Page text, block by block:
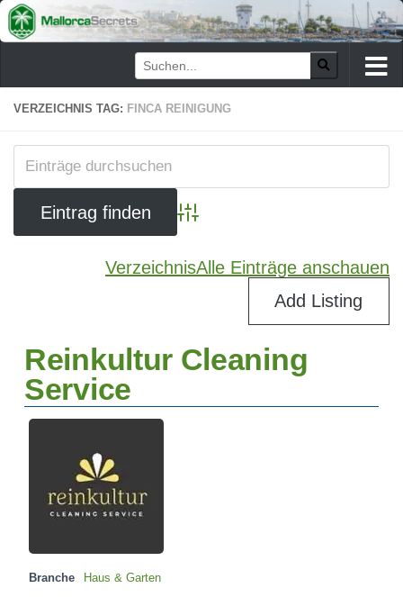
Zum Inhalt springen
VERZEICHNIS TAG: FINCA REINIGUNG
Advanced Search
VerzeichnisAlle Einträge anschauen
Add Listing
Reinkultur Cleaning
Service
Branche Haus & Garten